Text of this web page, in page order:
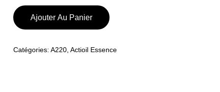
Ajouter Au Panier
Catégories: A220, Actioil Essence